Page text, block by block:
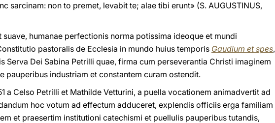
sarcinam: non to premet, levabit te; alae tibi erunt» (S. AUGUSTINUS,
humanae perfectionis norma potissima ideoque et mundi
pastoralis de Ecclesia in mundo huius temporis Gaudium et spes,
Serva Dei Sabina Petrilli quae, firma cum perseverantia Christi imaginem
pauperibus industriam et constantem curam ostendit.
a Celso Petrilli et Mathilde Vetturini, a puella vocationem animadvertit ad
hoc votum ad effectum adduceret, explendis officiis erga familiam
et praesertim institutioni catechismi et puellulis pauperibus tutandis,